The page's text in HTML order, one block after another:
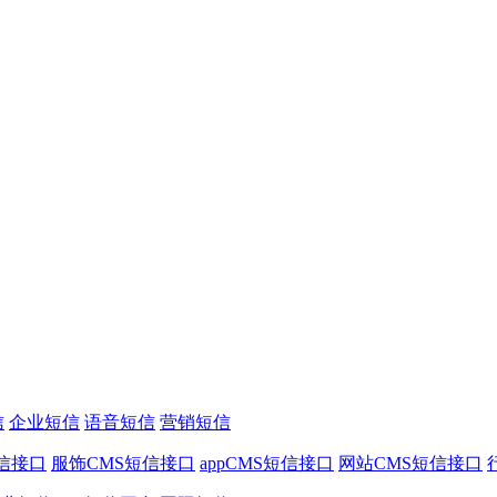
企业短信 语音短信 营销短信
接口 服饰CMS短信接口 appCMS短信接口 网站CMS短信接口